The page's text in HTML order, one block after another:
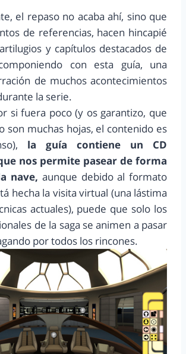
el repaso no acaba ahí, sino que
de referencias, hacen hincapié
y capítulos destacados de
con esta guía, una
de muchos acontecimientos
la serie.
si fuera poco (y os garantizo, que
son muchas hojas, el contenido es
la guía contiene un CD
nos permite pasear de forma
nave, aunque debido al formato
hecha la visita virtual (una lástima
actuales), puede que solo los
de la saga se animen a pasar
por todos los rincones.